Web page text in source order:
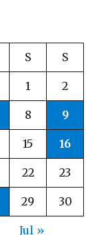
S S
1 2
8 9
15 16
22 23
29 30
Jul »